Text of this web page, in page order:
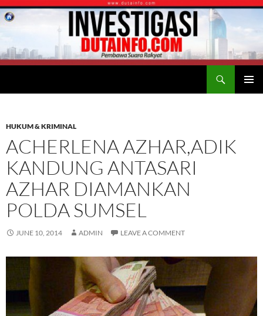
HUKUM & KRIMINAL
ACHERLENA AZHAR,ADIK
KANDUNG ANTASARI
AZHAR DIAMANKAN
POLDA SUMSEL
JUNE 10, 2014 ADMIN LEAVE A COMMENT